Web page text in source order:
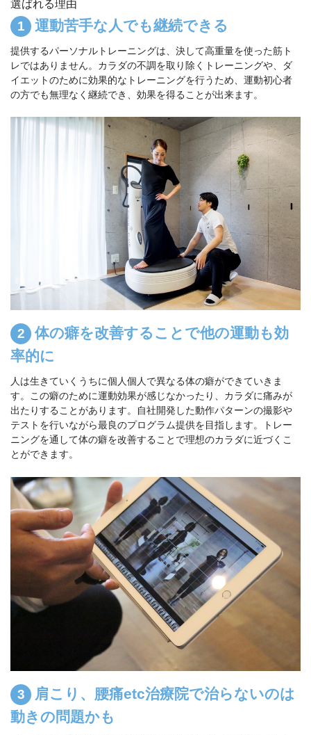
選ばれる理由
運動苦手な人でも継続できる
提供するパーソナルトレーニングは、決して高重量を使った筋ト
レではありません。カラダの不調を取り除くトレーニングや、ダ
イエットのために効果的なトレーニングを行うため、運動初心者
の方でも無理なく継続でき、効果を得ることが出来ます。
体の癖を改善することで他の運動も効
率的に
人は生きていくうちに個人個人で異なる体の癖ができていきま
す。この癖のために運動効果が感じなかったり、カラダに痛みが
出たりすることがあります。自社開発した動作パターンの撮影や
テストを行いながら最良のプログラム提供を目指します。トレー
ニングを通して体の癖を改善することで理想のカラダに近づくこ
とができます。
肩こり、腰痛etc治療院で治らないのは
動きの問題かも